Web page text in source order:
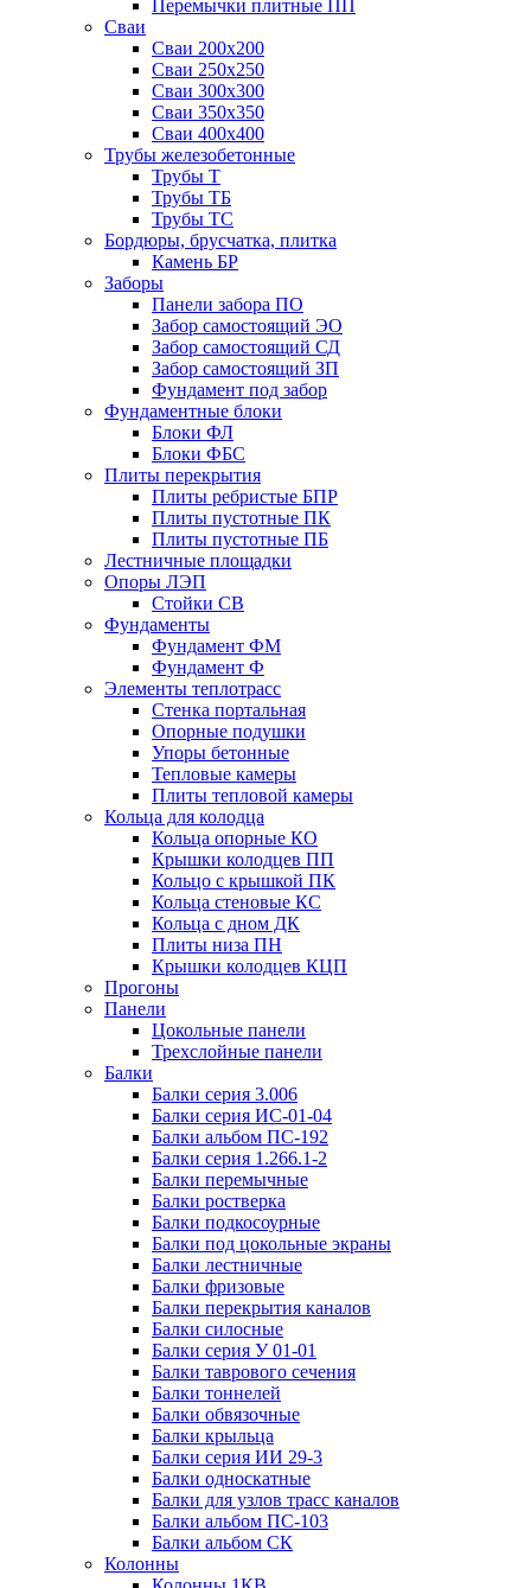
Перемычки плитные ПП
Сваи
Сваи 200х200
Сваи 250х250
Сваи 300х300
Сваи 350х350
Сваи 400х400
Трубы железобетонные
Трубы Т
Трубы ТБ
Трубы ТС
Бордюры, брусчатка, плитка
Камень БР
Заборы
Панели забора ПО
Забор самостоящий ЭО
Забор самостоящий СД
Забор самостоящий ЗП
Фyндамент под забор
Фундаментные блоки
Блоки ФЛ
Блоки ФБС
Плиты перекрытия
Плиты ребристые БПР
Плиты пустотные ПК
Плиты пустотные ПБ
Лестничные площадки
Опоры ЛЭП
Стойки СВ
Фундаменты
Фyндамент ФМ
Фyндамент Ф
Элементы теплотрасс
Стенка портальная
Опорные подушки
Упоры бетонные
Тепловые камеры
Плиты тепловой камеры
Кольца для колодца
Кольца опорные КО
Крышки колодцев ПП
Кольцо с крышкой ПК
Кольца стеновые КС
Кольца с дном ДК
Плиты низа ПН
Крышки колодцев КЦП
Прогоны
Панели
Цокольные панели
Трехслойные панели
Балки
Балки серия 3.006
Балки серия ИС-01-04
Балки альбом ПС-192
Балки серия 1.266.1-2
Балки перемычные
Балки ростверка
Балки подкосоурные
Балки под цокольные экраны
Балки лестничные
Балки фризовые
Балки перекрытия каналов
Балки силосные
Балки серия У 01-01
Балки таврового сечения
Балки тоннелей
Балки обвязочные
Балки крыльца
Балки серия ИИ 29-3
Балки односкатные
Балки для узлов трасс каналов
Балки альбом ПС-103
Балки альбом СК
Колонны